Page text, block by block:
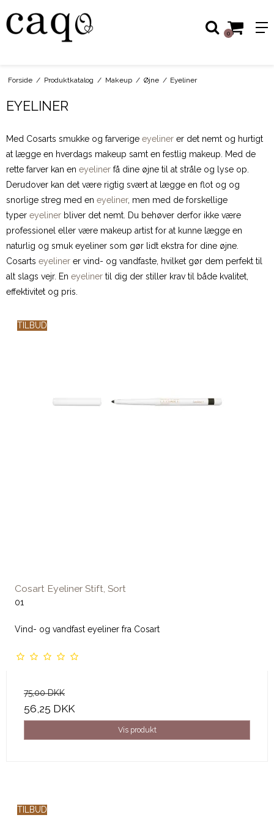
0
Forside / Produktkatalog / Makeup / Øjne / Eyeliner
EYELINER
Med Cosarts smukke og farverige eyeliner er det nemt og hurtigt
at lægge en hverdags makeup samt en festlig makeup. Med de
rette farver kan en eyeliner få dine øjne til at stråle og lyse op.
Derudover kan det være rigtig svært at lægge en flot og og
snorlige streg med en eyeliner, men med de forskellige
typer eyeliner bliver det nemt. Du behøver derfor ikke være
professionel eller være makeup artist for at kunne lægge en
naturlig og smuk eyeliner som gør lidt ekstra for dine øjne.
Cosarts eyeliner er vind- og vandfaste, hvilket gør dem perfekt til
alt slags vejr. En eyeliner til dig der stiller krav til både kvalitet,
effektivitet og pris.
TILBUD
Cosart Eyeliner Stift, Sort
01
Vind- og vandfast eyeliner fra Cosart
75,00 DKK
56,25 DKK
Vis produkt
TILBUD